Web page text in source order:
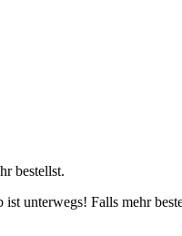
bestellst.
unterwegs! Falls mehr